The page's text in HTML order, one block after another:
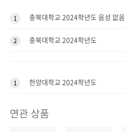
1 충북대학교 2024학년도 음성 없음
2 충북대학교 2024학년도
1 한양대학교 2024학년도
연관 상품